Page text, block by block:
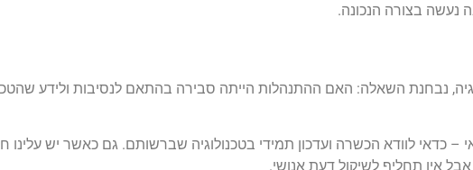
נעשה בצורה הנכונה.
נבחנת השאלה: האם ההתנהלות הייתה סבירה בהתאם לנסיבות ולידע
כדאי לוודא הכשרה ועדכון תמידי בטכנולוגיה שברשותם. גם כאשר יש עלינו
אין תחליף לשיקול דעת אנושי.